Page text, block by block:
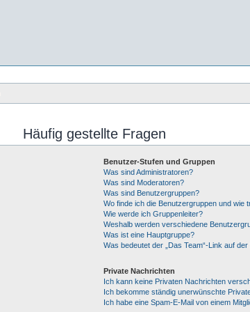
Häufig gestellte Fragen
Benutzer-Stufen und Gruppen
Was sind Administratoren?
Was sind Moderatoren?
Was sind Benutzergruppen?
Wo finde ich die Benutzergruppen und wie
Wie werde ich Gruppenleiter?
Weshalb werden verschiedene
Was ist eine Hauptgruppe?
Was bedeutet der „Das Team“-Link auf
Private Nachrichten
Ich kann keine Privaten Nachrichten
Ich bekomme ständig unerwünschte
Ich habe eine Spam-E-Mail von einem